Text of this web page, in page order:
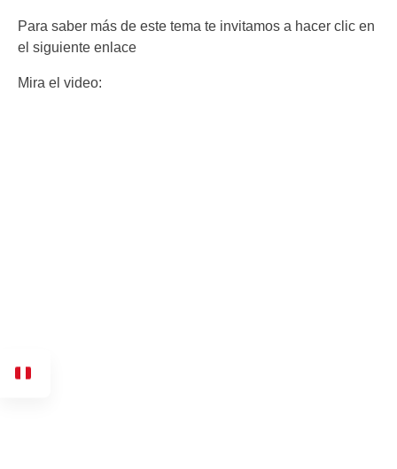
Para saber más de este tema te invitamos a hacer clic en
el siguiente enlace
Mira el video: